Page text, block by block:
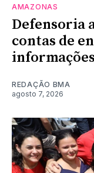
AMAZONAS
Defensoria
contas de
REDAÇÃO BMA
agosto 7, 2026